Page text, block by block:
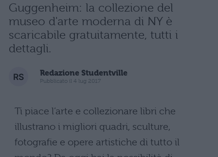
Guggenheim: la collezione del
museo d'arte moderna di NY è
scaricabile gratuitamente, tutti i
dettagli.
Redazione Studentville
Pubblicato il 4 lug 2017
Ti piace l’arte e collezionare libri che
illustrano i migliori quadri, sculture,
fotografie e opere artistiche di tutto il